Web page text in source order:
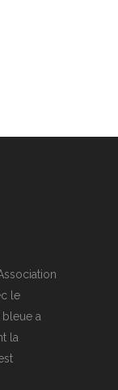
le
a
la